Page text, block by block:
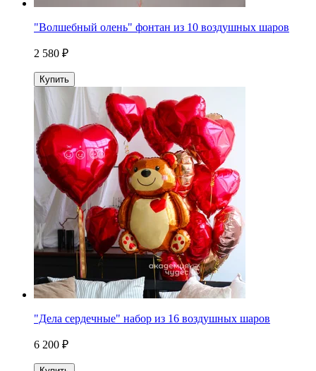
"Волшебный олень" фонтан из 10 воздушных шаров
2 580 ₽
Купить
"Дела сердечные" набор из 16 воздушных шаров
6 200 ₽